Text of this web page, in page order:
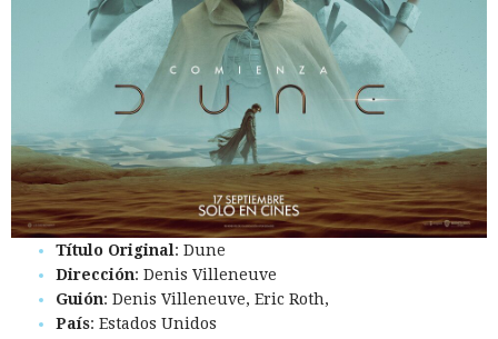
Título Original: Dune
Dirección: Denis Villeneuve
Guión: Denis Villeneuve, Eric Roth,
País: Estados Unidos